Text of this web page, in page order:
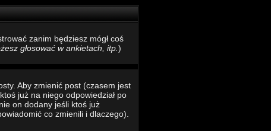
zanim będziesz mógł coś
głosować w ankietach, itp. )
Aby zmienić post (czasem jest
już na niego odpowiedział po
on dodany jeśli ktoś już
co zmienili i dlaczego).